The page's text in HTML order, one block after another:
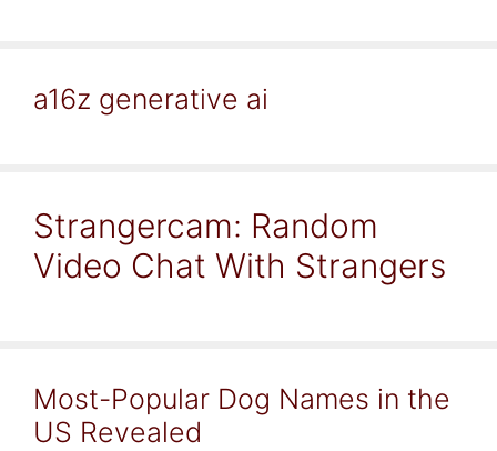
a16z generative ai
Strangercam: Random
Video Chat With Strangers
Most-Popular Dog Names in the
US Revealed